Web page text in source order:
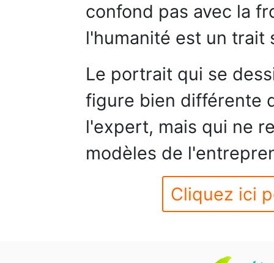
confond pas avec la
l'humanité est un trait
Le portrait qui se
figure bien différente
l'expert, mais qui ne
modèles de
Cliquez ici